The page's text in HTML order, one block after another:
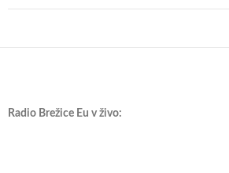
Radio Brežice Eu v živo: